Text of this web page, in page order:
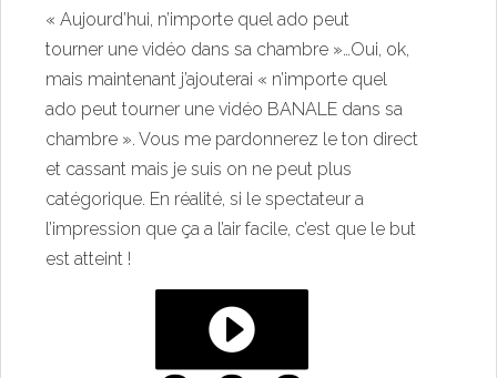
« Aujourd’hui, n’importe quel ado peut
tourner une vidéo dans sa chambre »…Oui, ok,
mais maintenant j’ajouterai « n’importe quel
ado peut tourner une vidéo BANALE dans sa
chambre ». Vous me pardonnerez le ton direct
et cassant mais je suis on ne peut plus
catégorique. En réalité, si le spectateur a
l’impression que ça a l’air facile, c’est que le but
est atteint !